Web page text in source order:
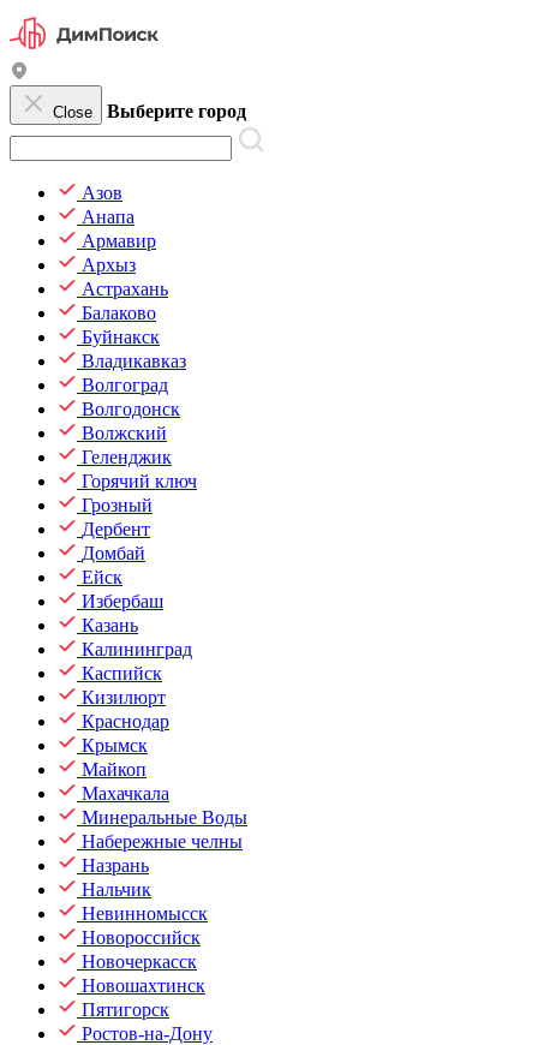
Close Выберите город
Азов
Анапа
Армавир
Архыз
Астрахань
Балаково
Буйнакск
Владикавказ
Волгоград
Волгодонск
Волжский
Геленджик
Горячий ключ
Грозный
Дербент
Домбай
Ейск
Избербаш
Казань
Калининград
Каспийск
Кизилюрт
Краснодар
Крымск
Майкоп
Махачкала
Минеральные Воды
Набережные челны
Назрань
Нальчик
Невинномысск
Новороссийск
Новочеркасск
Новошахтинск
Пятигорск
Ростов-на-Дону